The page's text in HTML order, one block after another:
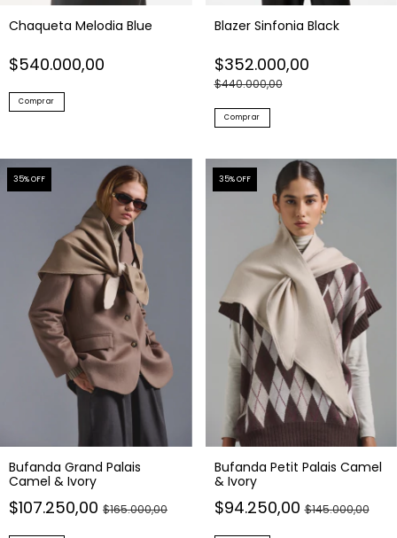
Chaqueta Melodia Blue
$540.000,00
Comprar
Blazer Sinfonia Black
$352.000,00
$440.000,00
Comprar
35% OFF
Bufanda Grand Palais
Camel & Ivory
$107.250,00 $165.000,00
35% OFF
Bufanda Petit Palais Camel
& Ivory
$94.250,00$145.000,00